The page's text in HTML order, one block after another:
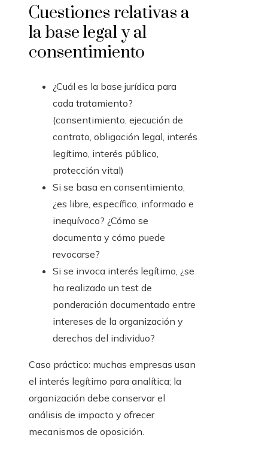
Cuestiones relativas a
la base legal y al
consentimiento
¿Cuál es la base jurídica para
cada tratamiento?
(consentimiento, ejecución de
contrato, obligación legal, interés
legítimo, interés público,
protección vital)
Si se basa en consentimiento,
¿es libre, específico, informado e
inequívoco? ¿Cómo se
documenta y cómo puede
revocarse?
Si se invoca interés legítimo, ¿se
ha realizado un test de
ponderación documentado entre
intereses de la organización y
derechos del individuo?
Caso práctico: muchas empresas usan
el interés legítimo para analítica; la
organización debe conservar el
análisis de impacto y ofrecer
mecanismos de oposición.